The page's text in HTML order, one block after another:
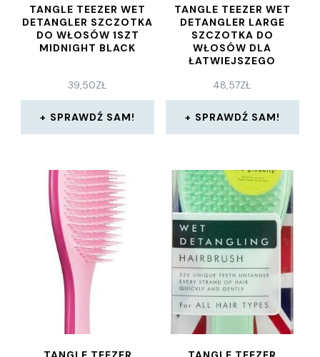
TANGLE TEEZER WET
DETANGLER SZCZOTKA
DO WŁOSÓW 1SZT
MIDNIGHT BLACK
39,50ZŁ
SPRAWDŹ SAM!
TANGLE TEEZER WET
DETANGLER LARGE
SZCZOTKA DO
WŁOSÓW DLA
ŁATWIEJSZEGO
CAPRI BLAZE
48,57ZŁ
SPRAWDŹ SAM!